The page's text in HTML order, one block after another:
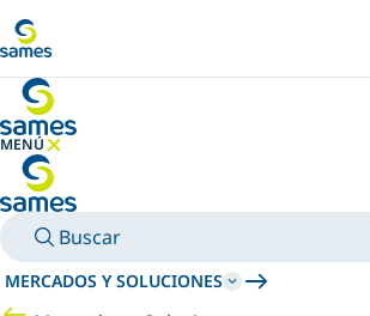
MENÚ
OCULTAR MENÚ
Buscar
MERCADOS Y SOLUCIONES